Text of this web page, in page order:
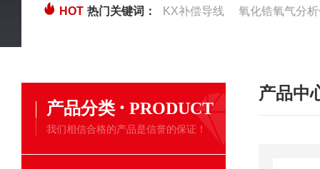
HOT 热门关键词： KX补偿导线 氧化锆氧气分
产品分类 · PRODUCT
我们相信合格的产品是信誉的保证！
产品中